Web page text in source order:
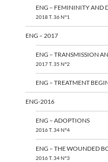
ENG – FEMININITY AND
2018 T. 36 N°1
ENG – 2017
ENG – TRANSMISSION
2017 T. 35 N°2
ENG – TREATMENT
ENG-2016
ENG – ADOPTIONS
2016 T. 34 N°4
ENG – THE WOUNDED
2016 T. 34 N°3